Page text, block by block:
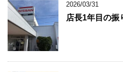
2026/03/31
店長1年目の